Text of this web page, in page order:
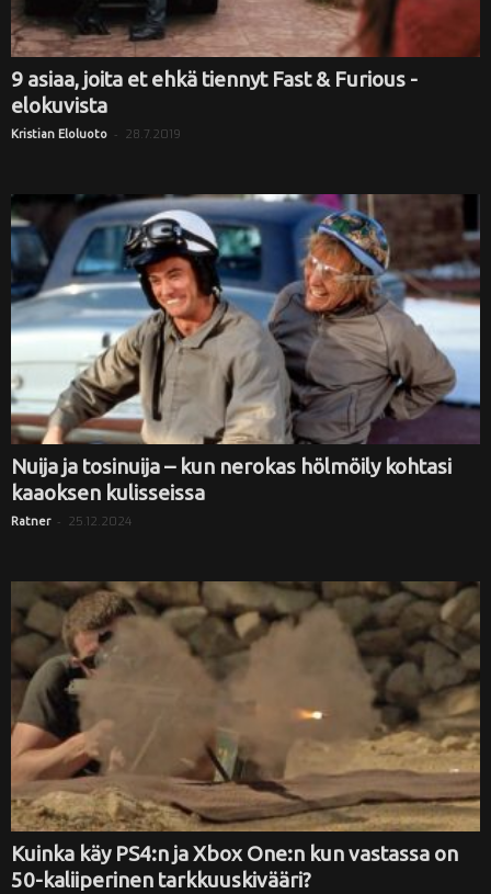
9 asiaa, joita et ehkä tiennyt Fast & Furious -
elokuvista
Kristian Eloluoto - 28.7.2019
Nuija ja tosinuija – kun nerokas hölmöily kohtasi
kaaoksen kulisseissa
Ratner - 25.12.2024
Kuinka käy PS4:n ja Xbox One:n kun vastassa on
50-kaliiperinen tarkkuuskivääri?